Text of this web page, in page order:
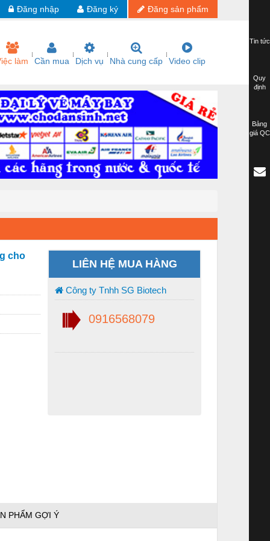
Đăng sản phẩm
Đăng ký
Đăng nhập
làm Cần mua Dịch vụ Nhà cung cấp Video clip
cho
LIÊN HỆ MUA HÀNG
Công ty Tnhh SG Biotech
0916568079
PHẨM GỢI Ý
Tin tức
Quy
định
Bảng
giá QC